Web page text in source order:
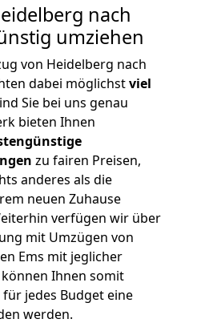
nach
umziehen
von Heidelberg nach
dabei möglichstviel
Sie bei uns genau
bieten Ihnen
zu fairen Preisen,
anderes als die
neuen Zuhause
verfügen wir über
mit Umzügen von
Ems mit jeglicher
Ihnen somit
jedes Budget eine
werden.